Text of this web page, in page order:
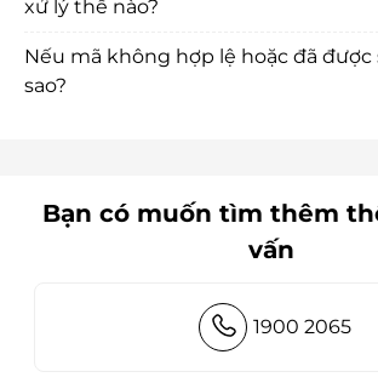
xử lý thế nào?
Nếu mã không hợp lệ hoặc đã
sao?
Bạn có muốn tìm thêm
vấn
1900 2065